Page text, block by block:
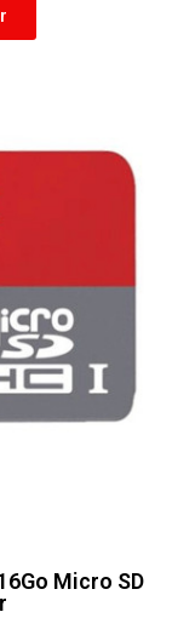
Micro SD